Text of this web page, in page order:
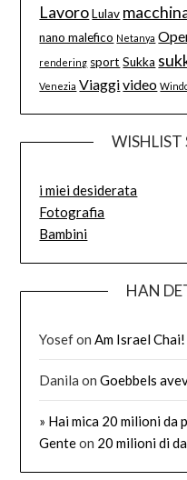
Lavoro Lulav
nano malefico Netanya
rendering sport Sukka
Venezia Viaggivideo
i miei desiderata
Fotografia
Bambini
HAN
Yosefon Am Israel
Danila onGoebbels
» Hai mica 20 milioni da
Genteon 20 milioni di